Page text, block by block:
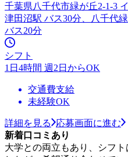
千葉県八千代市緑が丘2-1-3
津田沼駅 バス30分、八千代
バス20分
シフト
1日4時間 週2日からOK
交通費支給
未経験OK
詳細を見る
応募画面に進む
新着口コミあり
大学との両立もあり、シフ